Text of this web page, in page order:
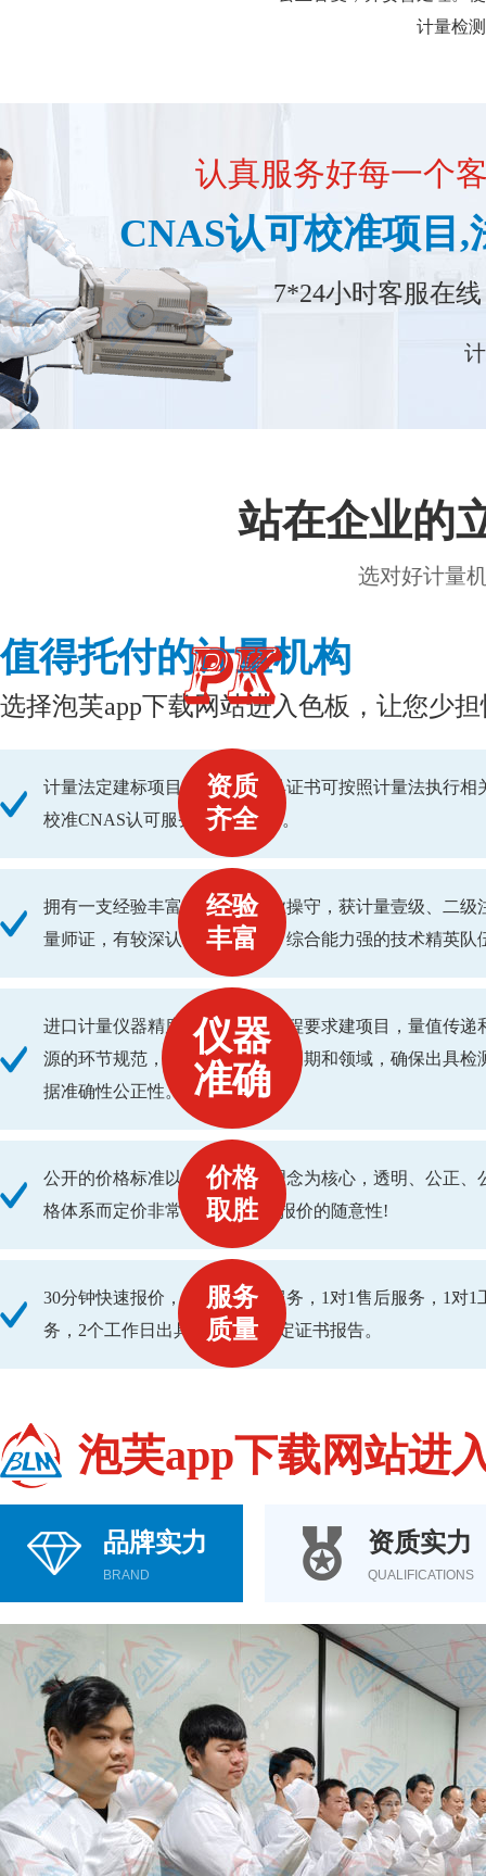
计量检测
认真服务好每一个客
CNAS认可校准项目
7*24小时客服在线
计
站在企业的立
选对好计量机
值得托付的计量机构
选择泡芙app下载网站进入色板，让您少
计量法定建标项目范围广，出具证书可按照计量法执行相关
校准CNAS认可服务项目覆盖广。
拥有一支经验丰富具有专业职业操守，获计量壹级、二
量师证，有较深认识，水平高、综合能力强的技术精英队伍
进口计量仪器精度按校准检测规程要求建项目，量值传递
源的环节规范，合理地制定溯源周期和领域，确保出具
据准确性公正性。
公开的价格标准以中端价位的理念为核心，透明、公正
格体系而定价非常优惠! 防止了报价的随意性!
30分钟快速报价，24小时在线服务，1对1售后服务，1对
务，2个工作日出具校准检测检定证书报告。
资质
齐全
经验
丰富
仪器
准确
价格
取胜
服务
质量
泡芙app下载网站进
品牌实力
BRAND
资质实力
QUALIFICATIONS